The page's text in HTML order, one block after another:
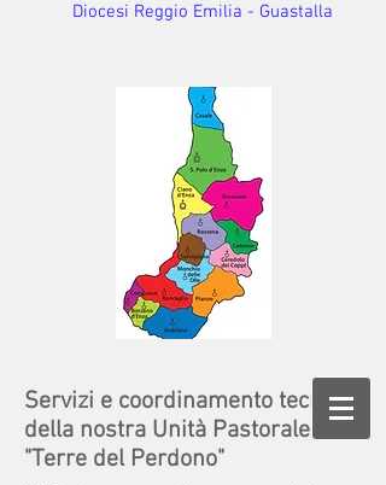
Diocesi Reggio Emilia - Guastalla
Servizi e coordinamento tecnico
della nostra Unità Pastorale
"Terre del Perdono"